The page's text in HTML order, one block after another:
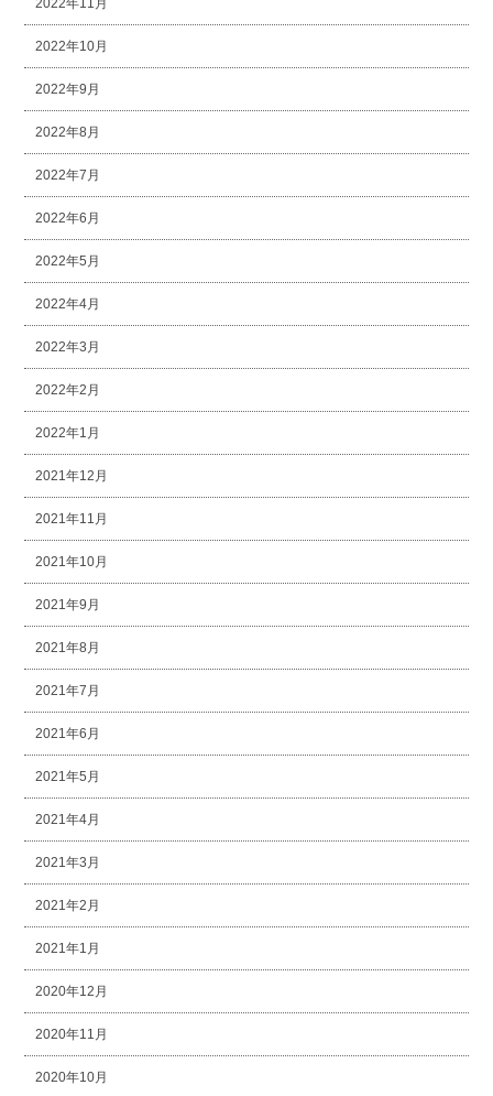
2022年11月
2022年10月
2022年9月
2022年8月
2022年7月
2022年6月
2022年5月
2022年4月
2022年3月
2022年2月
2022年1月
2021年12月
2021年11月
2021年10月
2021年9月
2021年8月
2021年7月
2021年6月
2021年5月
2021年4月
2021年3月
2021年2月
2021年1月
2020年12月
2020年11月
2020年10月